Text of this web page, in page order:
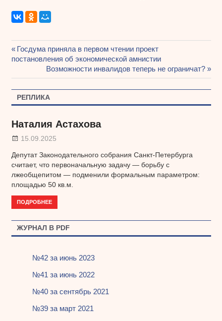
Навигация
по
записям
Предыдущая
запись:
Госдума приняла в первом чтении проект
постановления об экономической амнистии
Следующая
запись:
Возможности инвалидов теперь не ограничат?
РЕПЛИКА
Наталия Астахова
15.09.2025
Депутат Законодательного собрания Санкт-Петербурга
считает, что первоначальную задачу — борьбу с
лжеобщепитом — подменили формальным параметром:
площадью 50 кв.м.
ПОДРОБНЕЕ
ЖУРНАЛ В PDF
№42 за июнь 2023
№41 за июнь 2022
№40 за сентябрь 2021
№39 за март 2021